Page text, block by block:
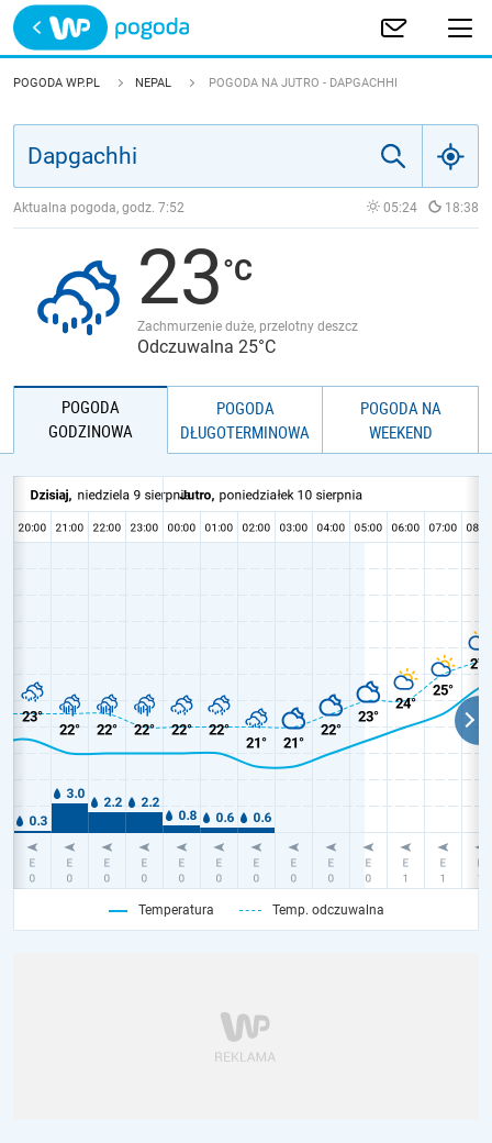
Trwa ładowanie
POLSKA
JAKOŚĆ POWIETRZA
POGODA WP.PL NEPAL POGODA NA JUTRO - DAPGACHHI
Aktualna pogoda, godz. 7:52 05:24 18:38
23
Zachmurzenie duże, przelotny deszcz
Odczuwalna 25°C
POGODA
GODZINOWA
POGODA
DŁUGOTERMINOWA
POGODA NA
WEEKEND
Temperatura Temp. odczuwalna